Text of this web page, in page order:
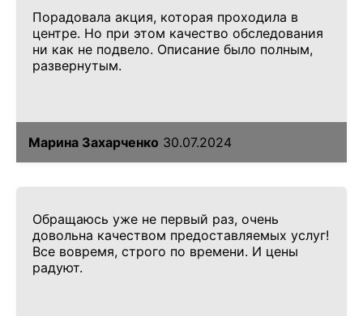
Порадовала акция, которая проходила в
центре. Но при этом качество обследования
ни как не подвело. Описание было полным,
развернутым.
Марина Захарченко 30.07.2024
Обращаюсь уже не первый раз, очень
довольна качеством предоставляемых услуг!
Все вовремя, строго по времени. И цены
радуют.